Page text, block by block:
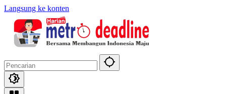
Langsung ke konten